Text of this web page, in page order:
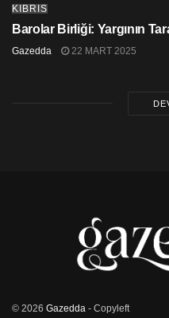
KIBRIS
Barolar Birliği: Yargının
Gazedda 22 MART 2025
© 2026 Gazedda - Copyleft